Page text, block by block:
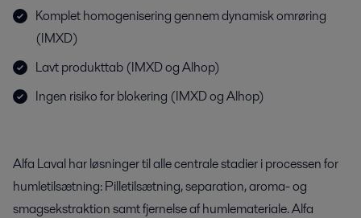
Komplet homogenisering gennem dynamisk omrøring
(IMXD)
Lavt produkttab (IMXD og Alhop)
Ingen risiko for blokering (IMXD og Alhop)
Alfa Laval har løsninger til alle centrale stadier i processen for
humletilsætning: Pilletilsætning, separation, aroma- og
smagsekstraktion samt fjernelse af humlemateriale. Alfa